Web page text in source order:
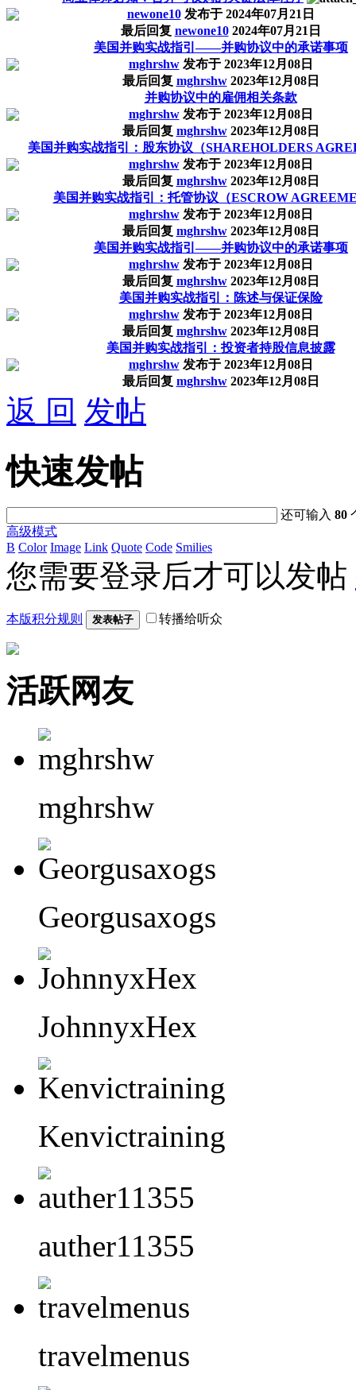
newone10 发布于 2024年07月21日
最后回复 newone10 2024年07月21日
美国并购实战指引——并购协议中的承诺事项
mghrshw 发布于 2023年12月08日
最后回复 mghrshw 2023年12月08日
并购协议中的雇佣相关条款
mghrshw 发布于 2023年12月08日
最后回复 mghrshw 2023年12月08日
美国并购实战指引：股东协议（SHAREHOLDERS
mghrshw 发布于 2023年12月08日
最后回复 mghrshw 2023年12月08日
美国并购实战指引：托管协议（ESCROW
mghrshw 发布于 2023年12月08日
最后回复 mghrshw 2023年12月08日
美国并购实战指引——并购协议中的承诺事项
mghrshw 发布于 2023年12月08日
最后回复 mghrshw 2023年12月08日
美国并购实战指引：陈述与保证保险
mghrshw 发布于 2023年12月08日
最后回复 mghrshw 2023年12月08日
美国并购实战指引：投资者持股信息披露
mghrshw 发布于 2023年12月08日
最后回复 mghrshw 2023年12月08日
返 回 发帖
快速发帖
还可输入80
高级模式
B Color Image Link Quote Code Smilies
您需要登录后才可以发帖
本版积分规则 发表帖子 转播给听众
活跃网友
mghrshw
Georgusaxogs
JohnnyxHex
Kenvictraining
auther11355
travelmenus